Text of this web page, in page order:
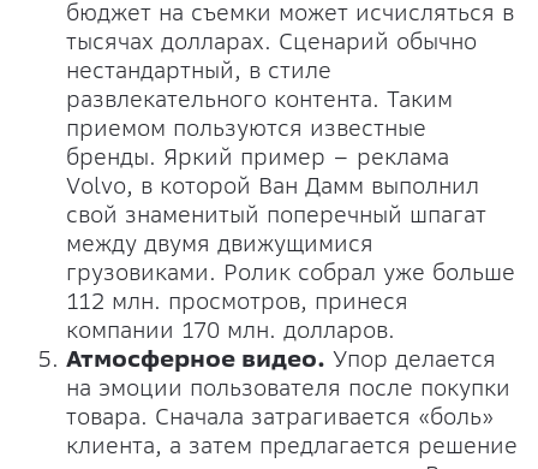
бюджет на съемки может исчисляться в
тысячах долларах. Сценарий обычно
нестандартный, в стиле
развлекательного контента. Таким
приемом пользуются известные
бренды. Яркий пример – реклама
Volvo, в которой Ван Дамм выполнил
свой знаменитый поперечный шпагат
между двумя движущимися
грузовиками. Ролик собрал уже больше
112 млн. просмотров, принеся
компании 170 млн. долларов.
Атмосферное видео. Упор делается
на эмоции пользователя после покупки
товара. Сначала затрагивается «боль»
клиента, а затем предлагается решение